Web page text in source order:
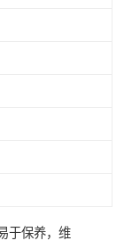
于保养，维